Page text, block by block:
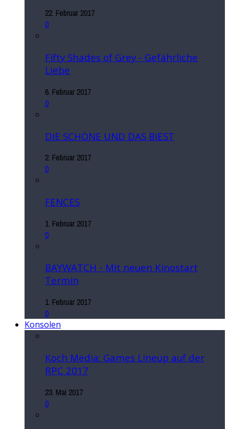
22. Februar 2017
0
Fifty Shades of Grey - Gefährliche
Liebe
6. Februar 2017
0
DIE SCHÖNE UND DAS BIEST
2. Februar 2017
0
FENCES
1. Februar 2017
0
BAYWATCH - Mit neuen Kinostart
Termin
1. Februar 2017
0
Konsolen
Koch Media: Games Lineup auf der
RPC 2017
23. Mai 2017
0